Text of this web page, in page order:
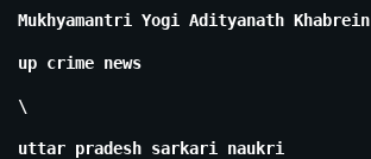
Mukhyamantri Yogi Adityanath Khabrein
up crime news
\
uttar pradesh sarkari naukri